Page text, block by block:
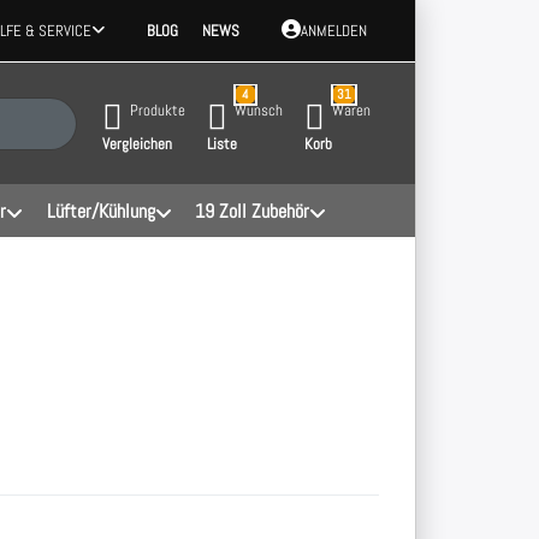
& SERVICE BLOG NEWS ANMELDEN
Drücken Sie die Eingabetaste, um alle Ergebnisse aufzurufen.
Produkte
Vergleichen
4
Wunsch
Liste
31
Waren
Korb
Lüfter/Kühlung 19 Zoll Zubehör